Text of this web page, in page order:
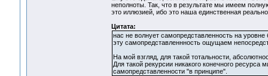
неполноты. Так, что в результате мы имеем
это иллюзией, ибо это наша единственная
Цитата:
нас не волнует самопредставленность на
эту самопредставленнность ощущаем
На мой взгляд, для такой тотальности,
Для такой рекурсии никакого конечного
самопредставленности "в принципе".